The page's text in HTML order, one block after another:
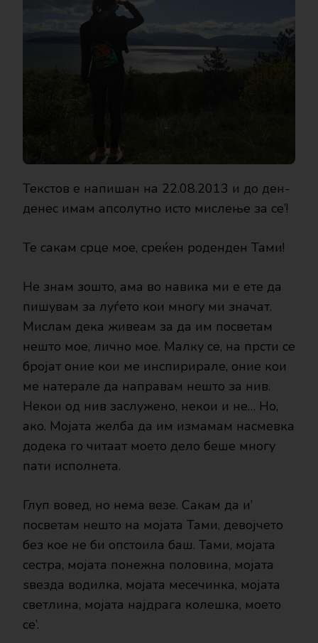
ОТВОРИ
ПОЛЕ
ШИРОКО
И
Текстов е напишан на 22.08.2013 и до ден-
денес имам апсолутно исто мислење за се’!
Те сакам срце мое, среќен роденден Тами!
Не знам зошто, ама во навика ми е ете да
пишувам за луѓето кои многу ми значат.
Мислам дека живеам за да им посветам
нешто мое, лично мое. Малку се, на прсти се
бројат оние кои ме инспирирале, оние кои
ме натерале да направам нешто за нив.
Некои од нив заслужено, некои и не… Но,
ако. Мојата желба да им измамам насмевка
додека го читаат моето дело беше многу
пати исполнета.
Глуп вовед, но нема везе. Сакам да и’
посветам нешто на мојата Тами, девојчето
без кое не би опстоила баш. Тами, мојата
сестра, мојата понежна половина, мојата
ѕвезда водилка, мојата месечинка, мојата
светлина, мојата најдрага колешка, моето
се’.